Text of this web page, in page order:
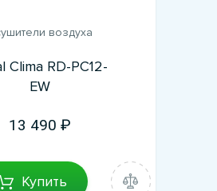
воздуха
Clima RD-PC12-
EW
13 490
Купить